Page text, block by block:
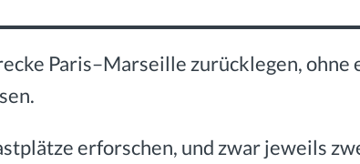
Paris–Marseille zurücklegen, ohne
erforschen, und zwar jeweils